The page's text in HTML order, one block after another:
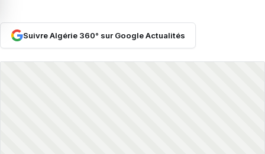
Suivre Algérie 360° sur Google Actualités